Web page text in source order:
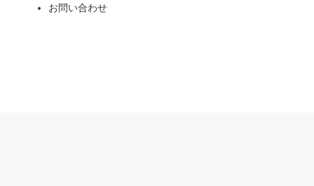
お問い合わせ